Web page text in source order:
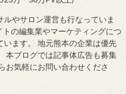
やサロン運営も行なっていま
の編集業やマーケティングにつ
います。 地元熊本の企業は優先
本ブログでは記事体広告も募集
お気軽にお問い合わせくださ